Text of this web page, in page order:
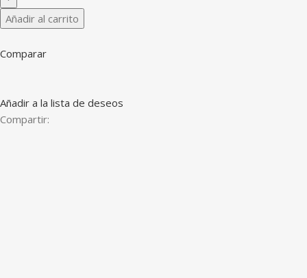
Añadir al carrito
Comparar
Añadir a la lista de deseos
Compartir: